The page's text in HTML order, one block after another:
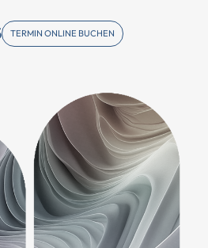
TERMIN ONLINE BUCHEN